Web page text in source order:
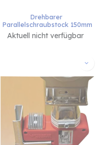
Drehbarer
Parallelschraubstock 150mm
Aktuell nicht verfügbar